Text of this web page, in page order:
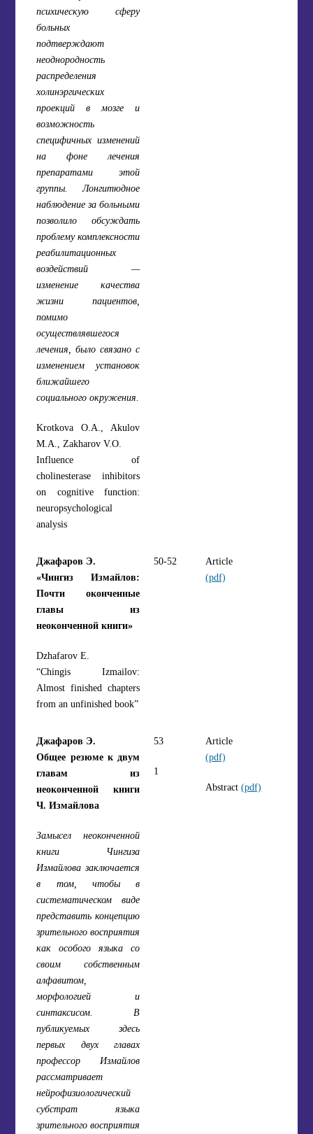
психическую сферу
больных
подтверждают
неоднородность
распределения
холинэргических
проекций в мозге и
возможность
специфичных изменений
на фоне лечения
препаратами этой
группы. Лонгитюдное
наблюдение за больными
позволило обсуждать
проблему комплексности
реабилитационных
воздействий —
изменение качества
жизни пациентов,
помимо
осуществлявшегося
лечения, было связано с
изменением установок
ближайшего
социального окружения.
Krotkova O.A., Akulov
M.A., Zakharov V.O.
Influence of
cholinesterase inhibitors
on cognitive function:
neuropsychological
analysis
Джафаров Э.
«Чингиз Измайлов:
Почти оконченные
главы из
неоконченной книги»
Dzhafarov E.
“Chingis Izmailov:
Almost finished chapters
from an unfinished book”
50-52
Article
(pdf)
Джафаров Э.
Общее резюме к двум
главам из
неоконченной книги
Ч. Измайлова
Замысел неоконченной
книги Чингиза
Измайлова заключается
в том, чтобы в
систематическом виде
представить концепцию
зрительного восприятия
как особого языка со
своим собственным
алфавитом,
морфологией и
синтаксисом. В
публикуемых здесь
первых двух главах
профессор Измайлов
рассматривает
нейрофизиологический
субстрат языка
зрительного восприятия
53
1
Article
(pdf)
Abstract(pdf)